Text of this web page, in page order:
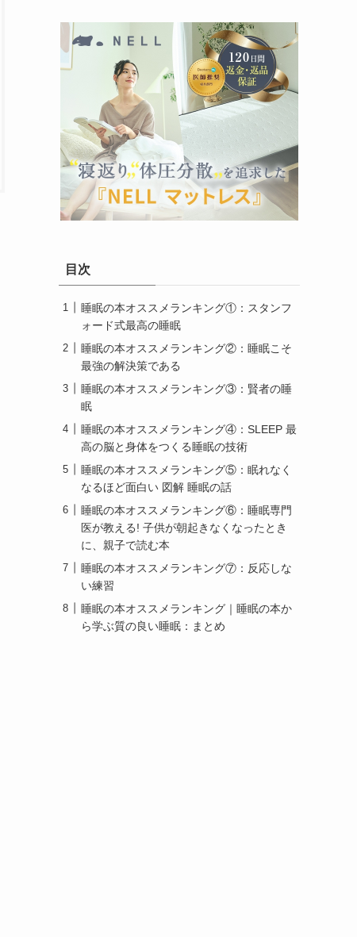
目次
睡眠の本オススメランキング①：スタンフ
ォード式最高の睡眠
睡眠の本オススメランキング②：睡眠こそ
最強の解決策である
睡眠の本オススメランキング③：賢者の睡
眠
睡眠の本オススメランキング④：SLEEP 最
高の脳と身体をつくる睡眠の技術
睡眠の本オススメランキング⑤：眠れなく
なるほど面白い 図解 睡眠の話
睡眠の本オススメランキング⑥：睡眠専門
医が教える! 子供が朝起きなくなったとき
に、親子で読む本
睡眠の本オススメランキング⑦：反応しな
い練習
睡眠の本オススメランキング｜睡眠の本か
ら学ぶ質の良い睡眠：まとめ